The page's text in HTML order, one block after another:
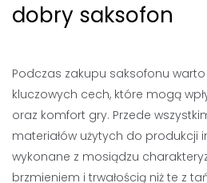
dobry saksofon
Podczas zakupu saksofonu
kluczowych cech, które mogą
oraz komfort gry. Przede
materiałów użytych do produkcji
wykonane z mosiądzu
brzmieniem i trwałością niż te z